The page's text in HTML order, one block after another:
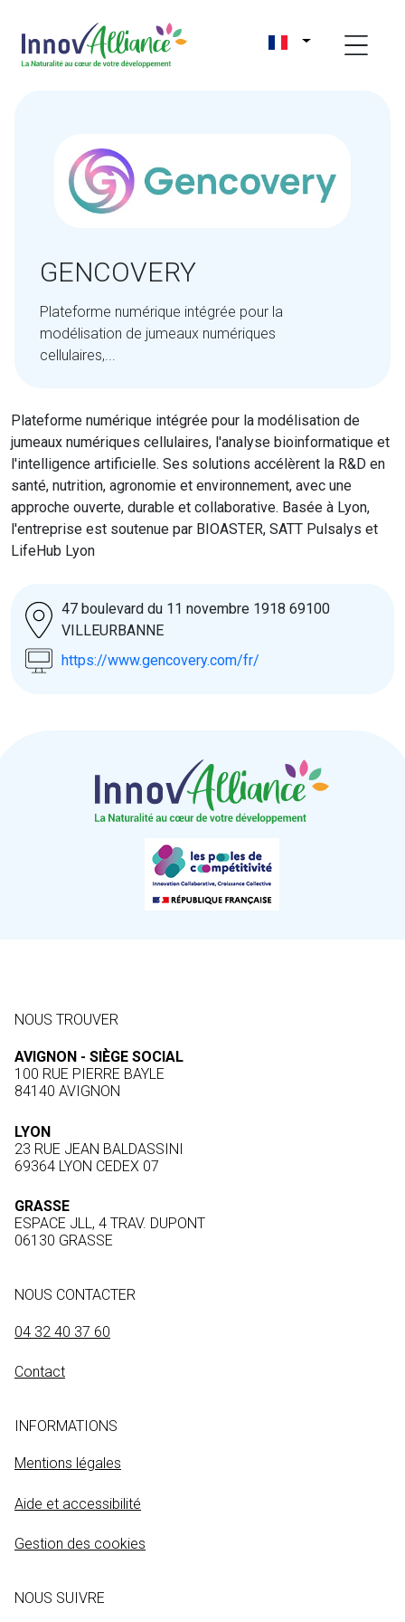
GENCOVERY
Plateforme numérique intégrée pour la
modélisation de jumeaux numériques
cellulaires,...
Plateforme numérique intégrée pour la modélisation de
jumeaux numériques cellulaires, l'analyse bioinformatique et
l'intelligence artificielle. Ses solutions accélèrent la R&D en
santé, nutrition, agronomie et environnement, avec une
approche ouverte, durable et collaborative. Basée à Lyon,
l'entreprise est soutenue par BIOASTER, SATT Pulsalys et
LifeHub Lyon
47 boulevard du 11 novembre 1918 69100
VILLEURBANNE
https://www.gencovery.com/fr/
NOUS TROUVER
AVIGNON - SIÈGE SOCIAL
100 RUE PIERRE BAYLE
84140 AVIGNON
LYON
23 RUE JEAN BALDASSINI
69364 LYON CEDEX 07
GRASSE
ESPACE JLL, 4 TRAV. DUPONT
06130 GRASSE
NOUS CONTACTER
04 32 40 37 60
Contact
INFORMATIONS
Mentions légales
Aide et accessibilité
Gestion des cookies
NOUS SUIVRE